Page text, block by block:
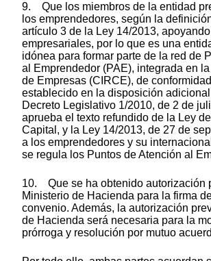
9. Que los miembros de la entidad
los emprendedores, según la
artículo 3 de la Ley 14/2013,
empresariales, por lo que es una
idónea para formar parte de la red de
al Emprendedor (PAE), integrada en
de Empresas (CIRCE), de
establecido en la disposición adicional
Decreto Legislativo 1/2010, de 2 de
aprueba el texto refundido de la Ley
Capital, y la Ley 14/2013, de 27 de
a los emprendedores y su
se regula los Puntos de Atención al
10. Que se ha obtenido autorización
Ministerio de Hacienda para la firma
convenio. Además, la autorización
de Hacienda será necesaria para la
prórroga y resolución por mutuo